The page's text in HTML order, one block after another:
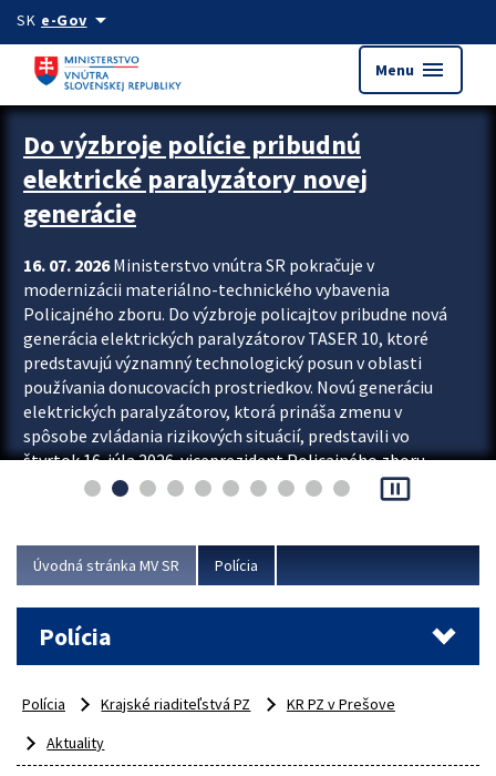
Preskocit na hlavný obsah
SK e-Govarrow_drop_down
Menu menu
Zastavit automatický posun upútavok
Do výzbroje polície pribudnú
elektrické paralyzátory novej
generácie
16. 07. 2026Ministerstvo vnútra SR pokračuje v
modernizácii materiálno-technického vybavenia
Policajného zboru. Do výzbroje policajtov pribudne nová
generácia elektrických paralyzátorov TASER 10, ktoré
predstavujú významný technologický posun v oblasti
používania donucovacích prostriedkov. Novú generáciu
elektrických paralyzátorov, ktorá prináša zmenu v
spôsobe zvládania rizikových situácií, predstavili vo
štvrtok 16. júla 2026 viceprezident Policajného zboru
Rastislav Polakovič a riaditeľ odboru výcviku...
pause_presentation
Úvodná stránka MV SR Polícia
Polícia
Polícia Krajské riaditeľstvá PZ
KR PZ v Prešove
Aktuality